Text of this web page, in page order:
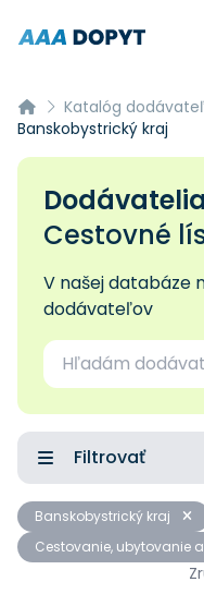
Katalóg
Banskobystrický kraj
Cestovné
V našej databáze
dodávateľov
Filtrovať
Banskobystrický kraj
Cestovanie, ubytovanie